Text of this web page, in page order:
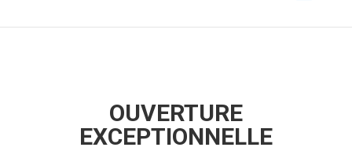
OUVERTURE
EXCEPTIONNELLE